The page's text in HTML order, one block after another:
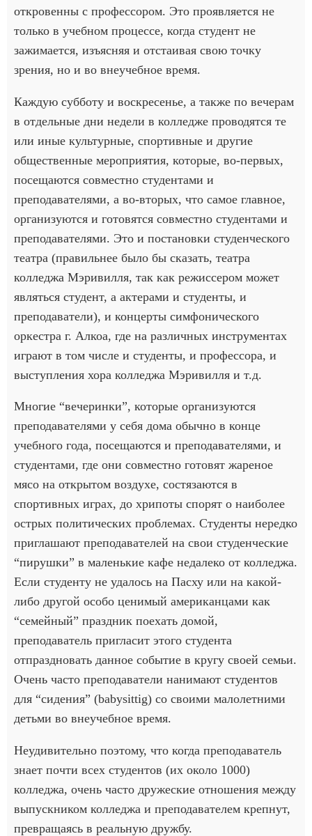
откровенны с профессором. Это проявляется не
только в учебном процессе, когда студент не
зажимается, изъясняя и отстаивая свою точку
зрения, но и во внеучебное время.
Каждую субботу и воскресенье, а также по вечерам
в отдельные дни недели в колледже проводятся те
или иные культурные, спортивные и другие
общественные мероприятия, которые, во-первых,
посещаются совместно студентами и
преподавателями, а во-вторых, что самое главное,
организуются и готовятся совместно студентами и
преподавателями. Это и постановки студенческого
театра (правильнее было бы сказать, театра
колледжа Мэривилля, так как режиссером может
являться студент, а актерами и студенты, и
преподаватели), и концерты симфонического
оркестра г. Алкоа, где на различных инструментах
играют в том числе и студенты, и профессора, и
выступления хора колледжа Мэривилля и т.д.
Многие “вечеринки”, которые организуются
преподавателями у себя дома обычно в конце
учебного года, посещаются и преподавателями, и
студентами, где они совместно готовят жареное
мясо на открытом воздухе, состязаются в
спортивных играх, до хрипоты спорят о наиболее
острых политических проблемах. Студенты нередко
приглашают преподавателей на свои студенческие
“пирушки” в маленькие кафе недалеко от колледжа.
Если студенту не удалось на Пасху или на какой-
либо другой особо ценимый американцами как
“семейный” праздник поехать домой,
преподаватель пригласит этого студента
отпраздновать данное событие в кругу своей семьи.
Очень часто преподаватели нанимают студентов
для “сидения” (babysittig) со своими малолетними
детьми во внеучебное время.
Неудивительно поэтому, что когда преподаватель
знает почти всех студентов (их около 1000)
колледжа, очень часто дружеские отношения между
выпускником колледжа и преподавателем крепнут,
превращаясь в реальную дружбу.